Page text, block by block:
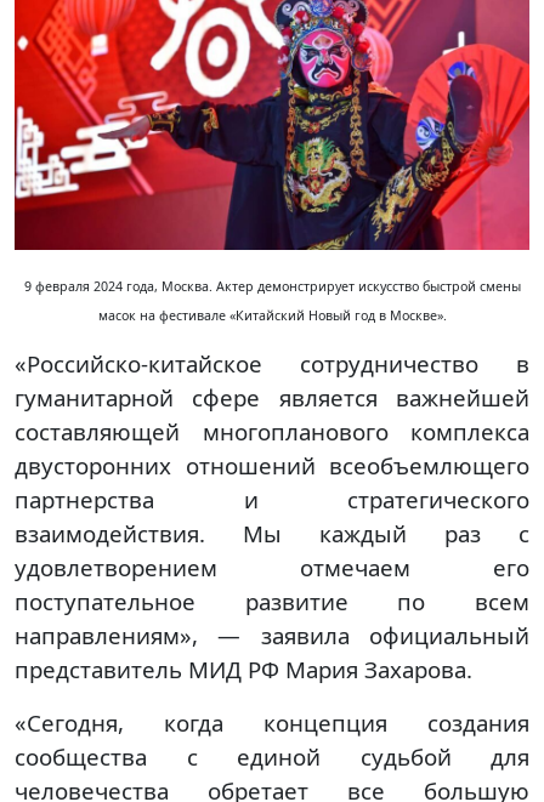
9 февраля 2024 года, Москва. Актер демонстрирует искусство быстрой смены
масок на фестивале «Китайский Новый год в Москве».
«Российско-китайское сотрудничество в
гуманитарной сфере является важнейшей
составляющей многопланового комплекса
двусторонних отношений всеобъемлющего
партнерства и стратегического
взаимодействия. Мы каждый раз с
удовлетворением отмечаем его
поступательное развитие по всем
направлениям», — заявила официальный
представитель МИД РФ Мария Захарова.
«Сегодня, когда концепция создания
сообщества с единой судьбой для
человечества обретает все большую